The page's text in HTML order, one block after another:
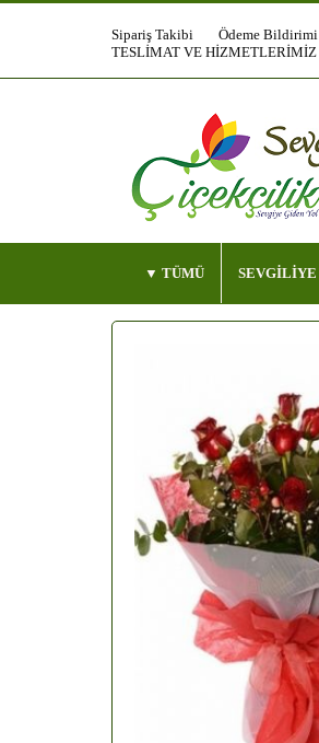
Sipariş Takibi Ödeme Bildirimi
TESLİMAT VE HİZMETLERİMİZ
TÜMÜ SEVGİLİYE